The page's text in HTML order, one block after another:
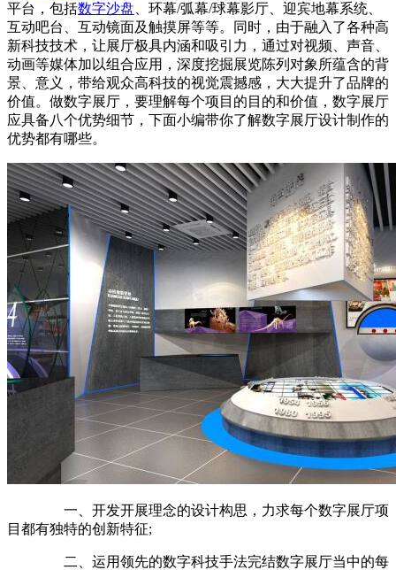
平台，包括数字沙盘 、环幕/弧幕/球幕影厅、迎宾地幕系统、
互动吧台、互动镜面及触摸屏等等。同时，由于融入了各种高
新科技技术，让展厅极具内涵和吸引力，通过对视频、声音、
动画等媒体加以组合应用，深度挖掘展览陈列对象所蕴含的背
景、意义，带给观众高科技的视觉震撼感，大大提升了品牌的
价值。做数字展厅，要理解每个项目的目的和价值，数字展厅
应具备八个优势细节，下面小编带你了解数字展厅设计制作的
优势都有哪些。
一、开发开展理念的设计构思，力求每个数字展厅项
目都有独特的创新特征;
二、运用领先的数字科技手法完结数字展厅当中的每